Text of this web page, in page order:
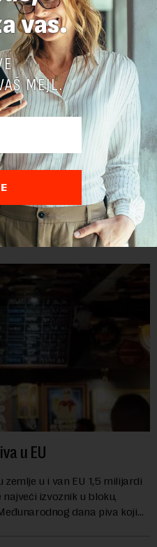
u EU
zemlje u i van EU 1,5 milijardi
izvoznik u bloku,
dana piva koji
vas.
MEJL.